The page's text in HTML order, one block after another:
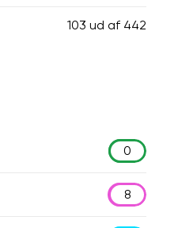
103 ud af 442
0
8